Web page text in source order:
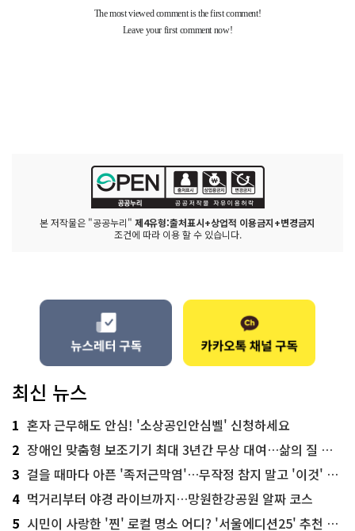
본 저작물은 "공공누리" 제4유형:출처표시+상업적 이용금지+변경금지
조건에 따라 이용 할 수 있습니다.
최신 뉴스
1 혼자 근무해도 안심! '소상공인안심벨' 신청하세요
2 장애인 맞춤형 보조기기 최대 3년간 무상 대여…삶의 질 높인다
3 걸을 때마다 아픈 '족저근막염'…무작정 참지 말고 '이것' 해보세요!
4 먹거리부터 야경 라이브까지…망원한강공원 알짜 코스
5 시민이 사랑한 '찐' 로컬 명소 어디? '서울에디션25' 추천 코스